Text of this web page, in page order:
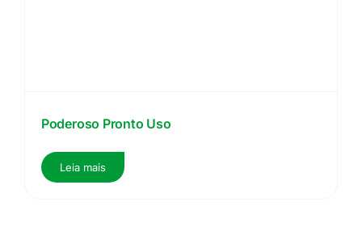
Poderoso Pronto Uso
Leia mais